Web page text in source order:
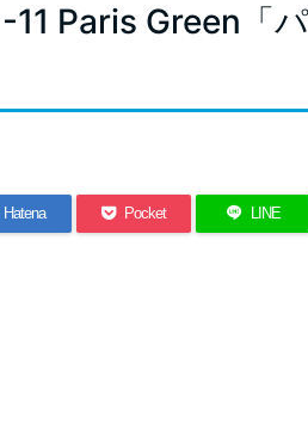
11 Paris Green「
Hatena Pocket LINE